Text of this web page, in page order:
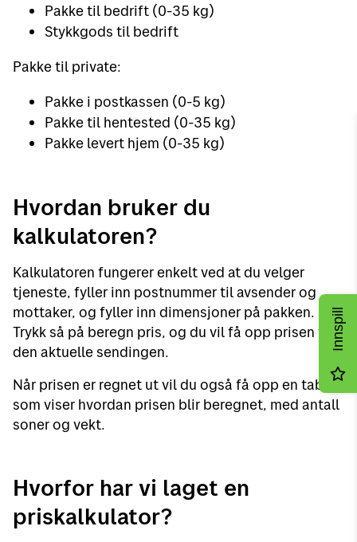
Pakke til bedrift (0-35 kg)
Stykkgods til bedrift
Pakke til private:
Pakke i postkassen (0-5 kg)
Pakke til hentested (0-35 kg)
Pakke levert hjem (0-35 kg)
Hvordan bruker du
kalkulatoren?
Kalkulatoren fungerer enkelt ved at du velger
tjeneste, fyller inn postnummer til avsender og
mottaker, og fyller inn dimensjoner på pakken.
Trykk så på beregn pris, og du vil få opp prisen for
den aktuelle sendingen.
Når prisen er regnet ut vil du også få opp en tabell
som viser hvordan prisen blir beregnet, med antall
soner og vekt.
Hvorfor har vi laget en
priskalkulator?
Innspill